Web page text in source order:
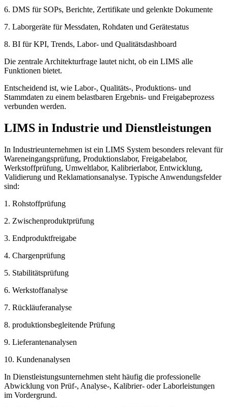
6. DMS für SOPs, Berichte, Zertifikate und gelenkte Dokumente
7. Laborgeräte für Messdaten, Rohdaten und Gerätestatus
8. BI für KPI, Trends, Labor- und Qualitätsdashboard
Die zentrale Architekturfrage lautet nicht, ob ein LIMS alle
Funktionen bietet.
Entscheidend ist, wie Labor-, Qualitäts-, Produktions- und
Stammdaten zu einem belastbaren Ergebnis- und Freigabeprozess
verbunden werden.
LIMS in Industrie und Dienstleistungen
In Industrieunternehmen ist ein LIMS System besonders relevant für
Wareneingangsprüfung, Produktionslabor, Freigabelabor,
Werkstoffprüfung, Umweltlabor, Kalibrierlabor, Entwicklung,
Validierung und Reklamationsanalyse. Typische Anwendungsfelder
sind:
1. Rohstoffprüfung
2. Zwischenproduktprüfung
3. Endproduktfreigabe
4. Chargenprüfung
5. Stabilitätsprüfung
6. Werkstoffanalyse
7. Rückläuferanalyse
8. produktionsbegleitende Prüfung
9. Lieferantenanalysen
10. Kundenanalysen
In Dienstleistungsunternehmen steht häufig die professionelle
Abwicklung von Prüf-, Analyse-, Kalibrier- oder Laborleistungen
im Vordergrund.